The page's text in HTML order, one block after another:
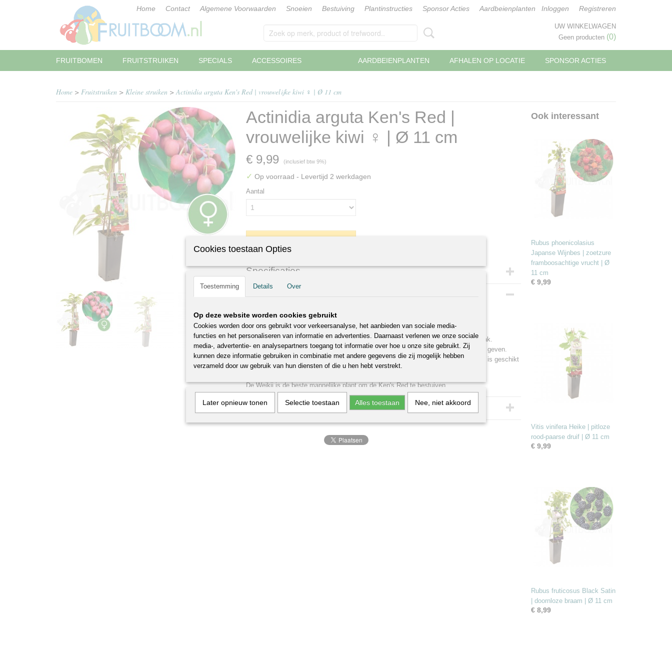
Home Contact Algemene Voorwaarden Snoeien Bestuiving Plantinstructies Sponsor Acties Aardbeienplanten Inloggen Registreren
UW WINKELWAGEN
Geen producten (0)
SPONSOR ACTIES
AFHALEN OP LOCATIE
AARDBEIENPLANTEN
FRUITBOMEN FRUITSTRUIKEN SPECIALS ACCESSOIRES
Home > Fruitstruiken > Kleine struiken >Actinidia arguta Ken's Red | vrouwelijke kiwi ♀ | Ø 11 cm
Actinidia arguta Ken's Red |
vrouwelijke kiwi ♀ | Ø 11 cm
€ 9,99 (inclusief btw 9%)
✓ Op voorraad - Levertijd 2 werkdagen
Aantal
Specificaties
Productcode
Hoogte
Potmaat
11 cm x 11 cm
Levertijd
1-2 werkdagen
Actinidia arguta Ken's Red♀
Rode minikiwi
Ken's Red is een rode minikiwi met rood vruchtvlees en een zeer aangename smaak.
Bestuiving: deze vrouwelijke minikiwi heeft een mannelijke plant nodig om kiwi’s te geven.
Bloeitijd: mei. Snoeien in oktober. Heeft een zonnige standplaats nodig. Deze plant is geschikt
voor iedere grondsoort en is zeer winterhard.
De Weikii is de beste mannelijke plant om de Ken's Red te bestuiven.
Reacties
Ook interessant
Rubus phoenicolasius
Japanse Wijnbes | zoetzure
framboosachtige vrucht | Ø
11 cm
€ 9,99
Vitis vinifera Heike | pitloze
rood-paarse druif | Ø 11 cm
€ 9,99
Rubus fruticosus Black Satin
| doornloze braam | Ø 11 cm
€ 8,99
Cookies toestaan Opties
Toestemming Details Over
Op deze website worden cookies gebruikt
Cookies worden door ons gebruikt voor verkeersanalyse, het aanbieden van sociale media-
functies en het personaliseren van informatie en advertenties. Daarnaast verlenen we onze sociale
media-, advertentie- en analysepartners toegang tot informatie over hoe u onze site gebruikt. Zij
kunnen deze informatie gebruiken in combinatie met andere gegevens die zij mogelijk hebben
verzameld door uw gebruik van hun diensten of die u hen hebt verstrekt.
Later opnieuw tonen Selectie toestaan Alles toestaan Nee, niet akkoord